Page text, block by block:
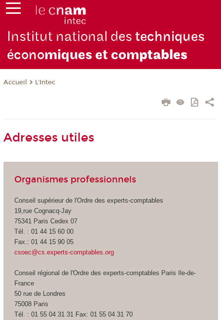
Institut national destechniques
économiques et comptables
Accueil L'Intec
Adresses utiles
Organismes professionnels
Conseil supérieur de l'Ordre des experts-comptables
19,rue Cognacq-Jay
75341 Paris Cedex 07
Tél. : 01 44 15 60 00
Fax.: 01 44 15 90 05
csoec@cs.experts-comptables.org
Conseil régional de l'Ordre des experts-comptables Paris Ile-de-
France
50 rue de Londres
75008 Paris
Tél. : 01 55 04 31 31 Fax: 01 55 04 31 70